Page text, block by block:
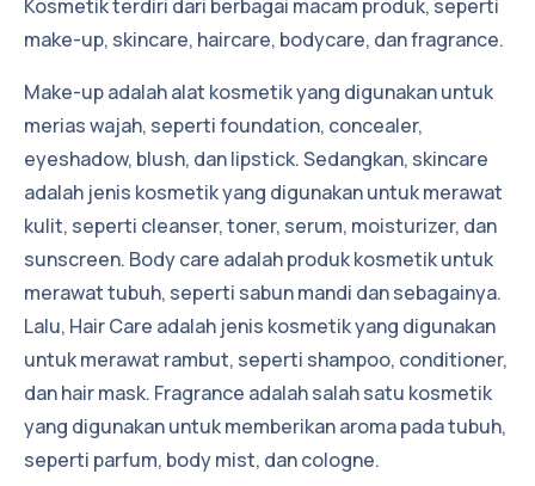
Kosmetik terdiri dari berbagai macam produk, seperti
make-up, skincare, haircare, bodycare, dan fragrance.
Make-up adalah alat kosmetik yang digunakan untuk
merias wajah, seperti foundation, concealer,
eyeshadow, blush, dan lipstick. Sedangkan, skincare
adalah jenis kosmetik yang digunakan untuk merawat
kulit, seperti cleanser, toner, serum, moisturizer, dan
sunscreen. Body care adalah produk kosmetik untuk
merawat tubuh, seperti sabun mandi dan sebagainya.
Lalu, Hair Care adalah jenis kosmetik yang digunakan
untuk merawat rambut, seperti shampoo, conditioner,
dan hair mask. Fragrance adalah salah satu kosmetik
yang digunakan untuk memberikan aroma pada tubuh,
seperti parfum, body mist, dan cologne.